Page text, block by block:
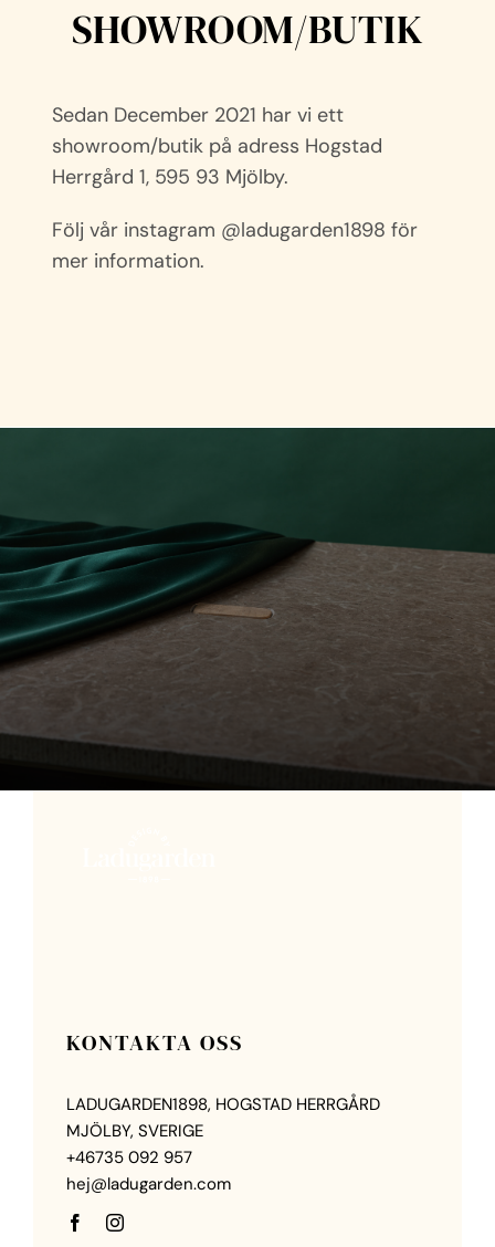
SHOWROOM/BUTIK
Sedan December 2021 har vi ett
showroom/butik på adress Hogstad
Herrgård 1, 595 93 Mjölby.
Följ vår instagram @ladugarden1898 för
mer information.
KONTAKTA OSS
LADUGARDEN1898, HOGSTAD HERRGÅRD
MJÖLBY, SVERIGE
+46735 092 957
hej@ladugarden.com